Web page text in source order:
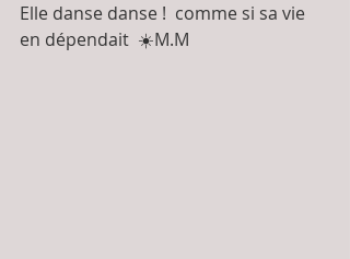
Elle danse danse !  comme si sa vie
en dépendait  ☀️M.M